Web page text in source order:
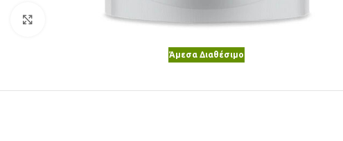
Κλικ για μεγέθυνση
Άμεσα Διαθέσιμο